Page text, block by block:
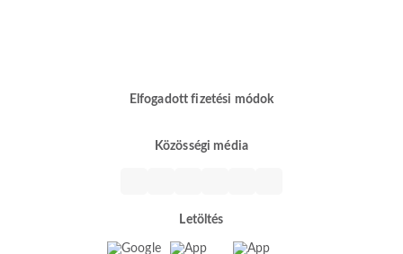
Elfogadott fizetési módok
Közösségi média
Letöltés